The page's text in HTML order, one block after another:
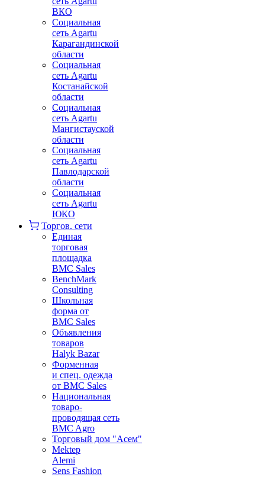
ВКО
Социальная
сеть Agartu
Карагандинской
области
Социальная
сеть Agartu
Костанайской
области
Социальная
сеть Agartu
Мангистауской
области
Социальная
сеть Agartu
Павлодарской
области
Социальная
сеть Agartu
ЮКО
Торгов. сети
Единая
торговая
площадка
BMC Sales
BenchMark
Consulting
Школьная
форма от
BMC Sales
Объявления
товаров
Halyk Bazar
Форменная
и спец. одежда
от BMC Sales
Национальная
товаро-
проводящая сеть
BMC Agro
Торговый дом "Асем"
Mektep
Alemi
Sens Fashion